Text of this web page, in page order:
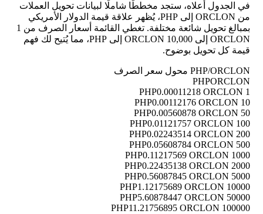
في الجدول أعلاه، ستجد مخططًا شاملًا لبيانات تحويل العملات
من ORCLON إلى PHP، يُظهر علاقة قيمة الدولار الأمريكي
بمبالغ تحويل شائعة مختلفة. تغطي القائمة أسعار الصرف من 1
ORCLON إلى 10,000 ORCLON إلى PHP، مما يُتيح لك فهم
قيمة كل تحويل بوضوح.
PHP/ORCLON محول سعر الصرف
PHPORCLON
1 PHP
0.00011218 ORCLON
10 PHP
0.00112176 ORCLON
50 PHP
0.00560878 ORCLON
100 PHP
0.01121757 ORCLON
200 PHP
0.02243514 ORCLON
500 PHP
0.05608784 ORCLON
1000 PHP
0.11217569 ORCLON
2000 PHP
0.22435138 ORCLON
5000 PHP
0.56087845 ORCLON
10000 PHP
1.12175689 ORCLON
50000 PHP
5.60878447 ORCLON
100000 PHP
11.21756895 ORCLON